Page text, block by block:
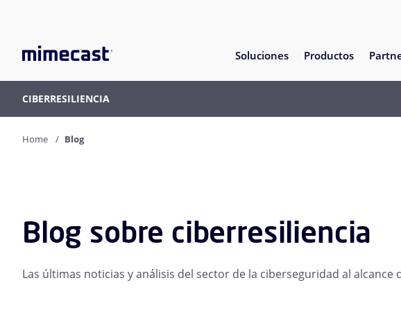
Soluciones Productos
CIBERRESILIENCIA
Home Blog
Blog sobre ciberresiliencia
Las últimas noticias y análisis del sector de la ciberseguridad al alcance